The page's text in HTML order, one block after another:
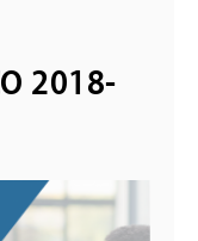
2018-